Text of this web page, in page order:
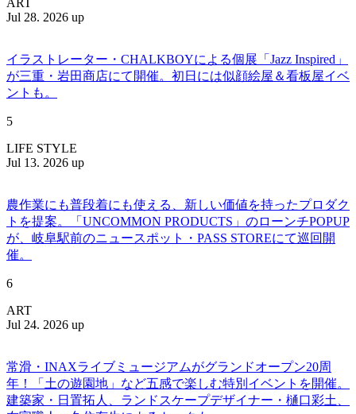
ART
Jul 28. 2026 up
イラストレーター・CHALKBOYによる個展「Jazz Inspired」
が三重・岩田商店にて開催。初日には似顔絵屋＆看板屋イベ
ントも。
5
LIFE STYLE
Jul 13. 2026 up
農作業にも普段着にも使える、新しい価値を持ったプロダク
トを提案。「UNCOMMON PRODUCTS」のローンチPOPUP
が、岐阜駅前のニュースポット・PASS STOREにて巡回開
催。
6
ART
Jul 24. 2026 up
常滑・INAXライブミュージアムがグランドオープン20周
年！「土の遊園地」など五感で楽しむ特別イベントを開催。
建築家・日置拓人、ランドスケープデザイナー・樋口彩土、